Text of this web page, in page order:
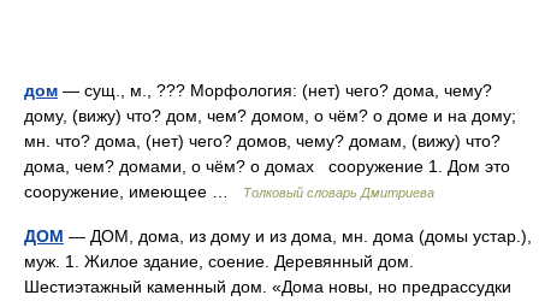
дом — сущ., м., ??? Морфология: (нет) чего? дома, чему?
дому, (вижу) что? дом, чем? домом, о чём? о доме и на дому;
мн. что? дома, (нет) чего? домов, чему? домам, (вижу) что?
дома, чем? домами, о чём? о домах сооружение 1. Дом это
сооружение, имеющее …
Толковый словарь Дмитриева
ДОМ — ДОМ, дома, из дому и из дома, мн. дома (домы устар.),
муж. 1. Жилое здание, соение. Деревянный дом.
Шестиэтажный каменный дом. «Дома новы, но предрассудки